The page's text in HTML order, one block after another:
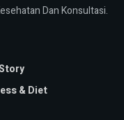
Dan Konsultasi.
& Diet